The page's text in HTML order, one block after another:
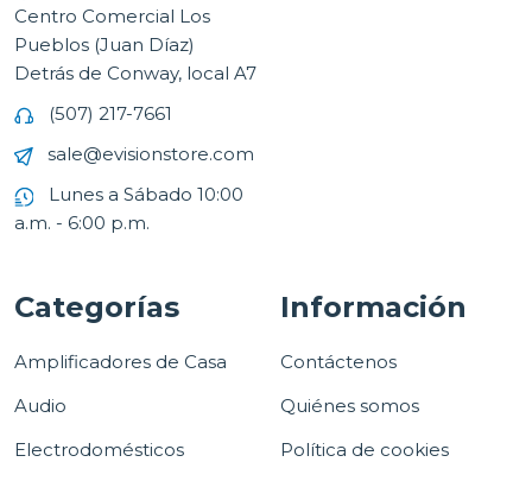
Centro Comercial Los
Pueblos (Juan Díaz)
Detrás de Conway, local A7
(507) 217-7661
sale@evisionstore.com
Lunes a Sábado 10:00
a.m. - 6:00 p.m.
Categorías
Amplificadores de Casa
Audio
Electrodomésticos
Información
Contáctenos
Quiénes somos
Política de cookies